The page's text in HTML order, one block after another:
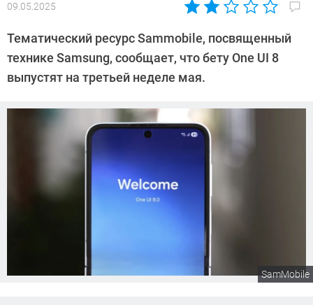
09.05.2025
Автор:
Калашников
Тематический ресурс Sammobile, посвященный
технике Samsung, сообщает, что бету One UI 8
выпустят на третьей неделе мая.
SamMobile